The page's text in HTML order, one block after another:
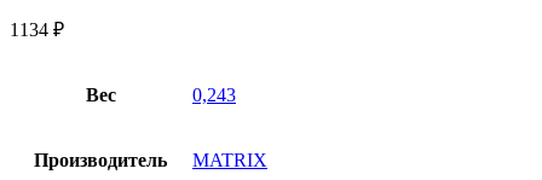
1134 ₽
Вес 0,243
Производитель MATRIX